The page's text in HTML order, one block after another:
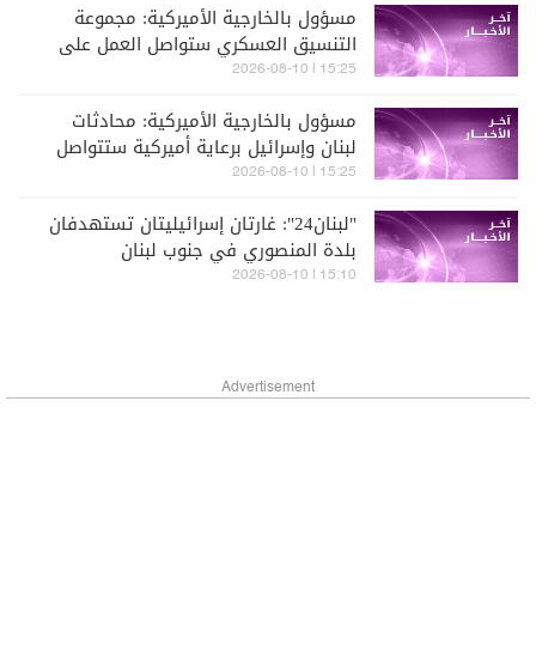
مسؤول بالخارجية الأميركية: مجموعة
التنسيق العسكري ستواصل العمل على
تنفيذ المناطق التجريبية الأولى (الجزيرة)
15:25 | 2026-08-10
مسؤول بالخارجية الأميركية: محادثات
لبنان وإسرائيل برعاية أميركية ستتواصل
في روما مطلع الشهر المقبل (الجزيرة)
15:25 | 2026-08-10
"لبنان24": غارتان إسرائيليتان تستهدفان
بلدة المنصوري في جنوب لبنان
15:10 | 2026-08-10
Advertisement